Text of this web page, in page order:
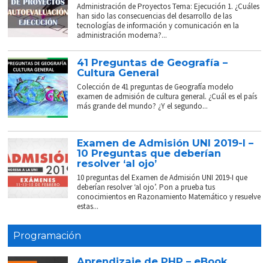
Administración de Proyectos Tema: Ejecución 1. ¿Cuáles
han sido las consecuencias del desarrollo de las
tecnologías de información y comunicación en la
administración moderna?...
41 Preguntas de Geografía –
Cultura General
Colección de 41 preguntas de Geografía modelo
examen de admisión de cultura general. ¿Cuál es el país
más grande del mundo? ¿Y el segundo...
Examen de Admisión UNI 2019-I –
10 Preguntas que deberían
resolver ‘al ojo’
10 preguntas del Examen de Admisión UNI 2019-I que
deberían resolver ‘al ojo’. Pon a prueba tus
conocimientos en Razonamiento Matemático y resuelve
estas...
Programación